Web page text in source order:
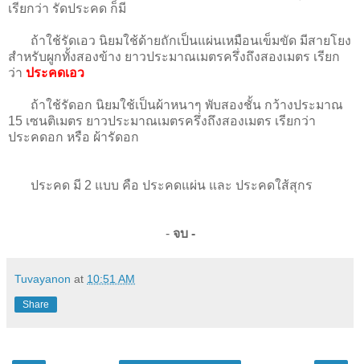
เรียกว่า รัดประคด ก็มี
ถ้าใช้รัดเอว นิยมใช้ด้ายถักเป็นแผ่นเหมือนเข็มขัด มีสายโยง
สำหรับผูกทั้งสองข้าง ยาวประมาณเมตรครึ่งถึงสองเมตร เรียก
ว่า ประคดเอว
ถ้าใช้รัดอก นิยมใช้เป็นผ้าหนาๆ พับสองชั้น กว้างประมาณ
15 เซนติเมตร ยาวประมาณเมตรครึ่งถึงสองเมตร เรียกว่า
ประคดอก หรือ ผ้ารัดอก
ประคด มี 2 แบบ คือ ประคดแผ่น และ ประคดใส้สุกร
-จบ -
Tuvayanon at 10:51 AM
Share